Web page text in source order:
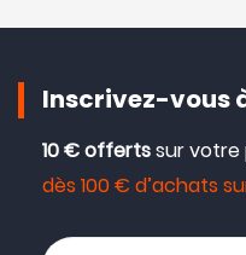
Inscrivez-vous
10 € offertssur votre
dès 100 € d’achats